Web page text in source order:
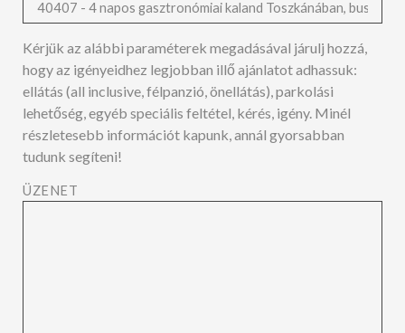
Kérjük az alábbi paraméterek megadásával járulj hozzá,
hogy az igényeidhez legjobban illő ajánlatot adhassuk:
ellátás (all inclusive, félpanzió, önellátás), parkolási
lehetőség, egyéb speciális feltétel, kérés, igény. Minél
részletesebb információt kapunk, annál gyorsabban
tudunk segíteni!
ÜZENET